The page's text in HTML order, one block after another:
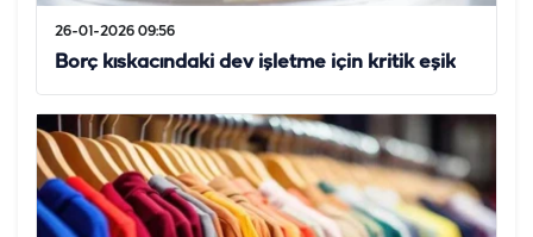
26-01-2026 09:56
Borç kıskacındaki dev işletme için kritik eşik